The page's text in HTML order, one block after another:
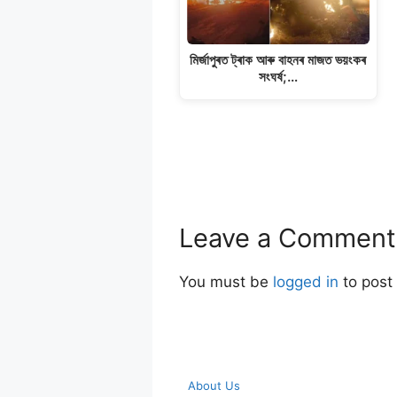
মিৰ্জাপুৰত ট্ৰাক আৰু বাহনৰ মাজত ভয়ংকৰ
সংঘৰ্ষ;…
Leave a Comment
You must be logged in to post
About Us